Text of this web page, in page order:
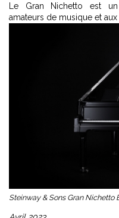
Le Gran Nichetto est
amateurs de musique et
Steinway & Sons Gran Nichetto